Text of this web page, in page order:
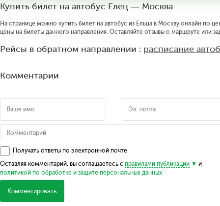
Купить билет на автобус Елец — Москва
На странице можно купить билет на автобус из Ельца в Москву онлайн по
цены на билеты данного направления. Оставляйте отзывы о маршруте или
Рейсы в обратном направлении : расписание
Комментарии
Получать ответы по электронной почте
Оставляя комментарий, вы соглашаетесь с правилами публикации
и
политикой по обработке и защите персональных данных
Комментировать